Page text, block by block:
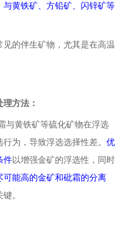
与黄铁矿、方铅矿、闪锌矿等
的伴生矿物，尤其是在高温
方法：
与黄铁矿等硫化矿物在浮选
为，导致浮选选择性差。 优
件以增强金矿的浮选性，同时
可能高的金矿和砒霜的分离
。